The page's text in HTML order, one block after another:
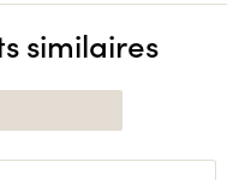
similaires